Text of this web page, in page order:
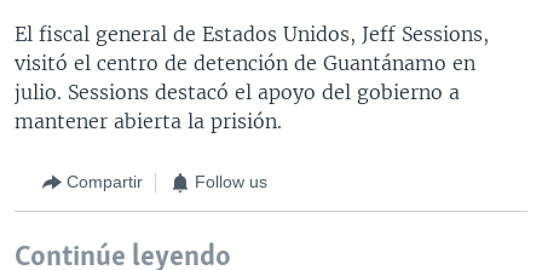
El fiscal general de Estados Unidos, Jeff Sessions,
visitó el centro de detención de Guantánamo en
julio. Sessions destacó el apoyo del gobierno a
mantener abierta la prisión.
Compartir Follow us
Continúe leyendo